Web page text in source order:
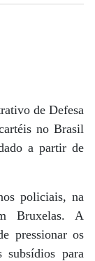
de Defesa
no Brasil
a partir de
policiais, na
Bruxelas. A
pressionar os
para